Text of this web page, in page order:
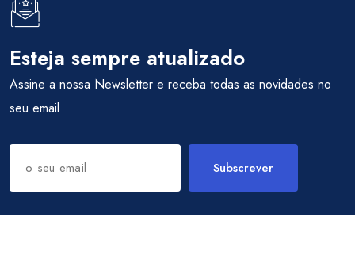
Esteja sempre atualizado
Assine a nossa Newsletter e receba todas as novidades no
seu email
Subscrever